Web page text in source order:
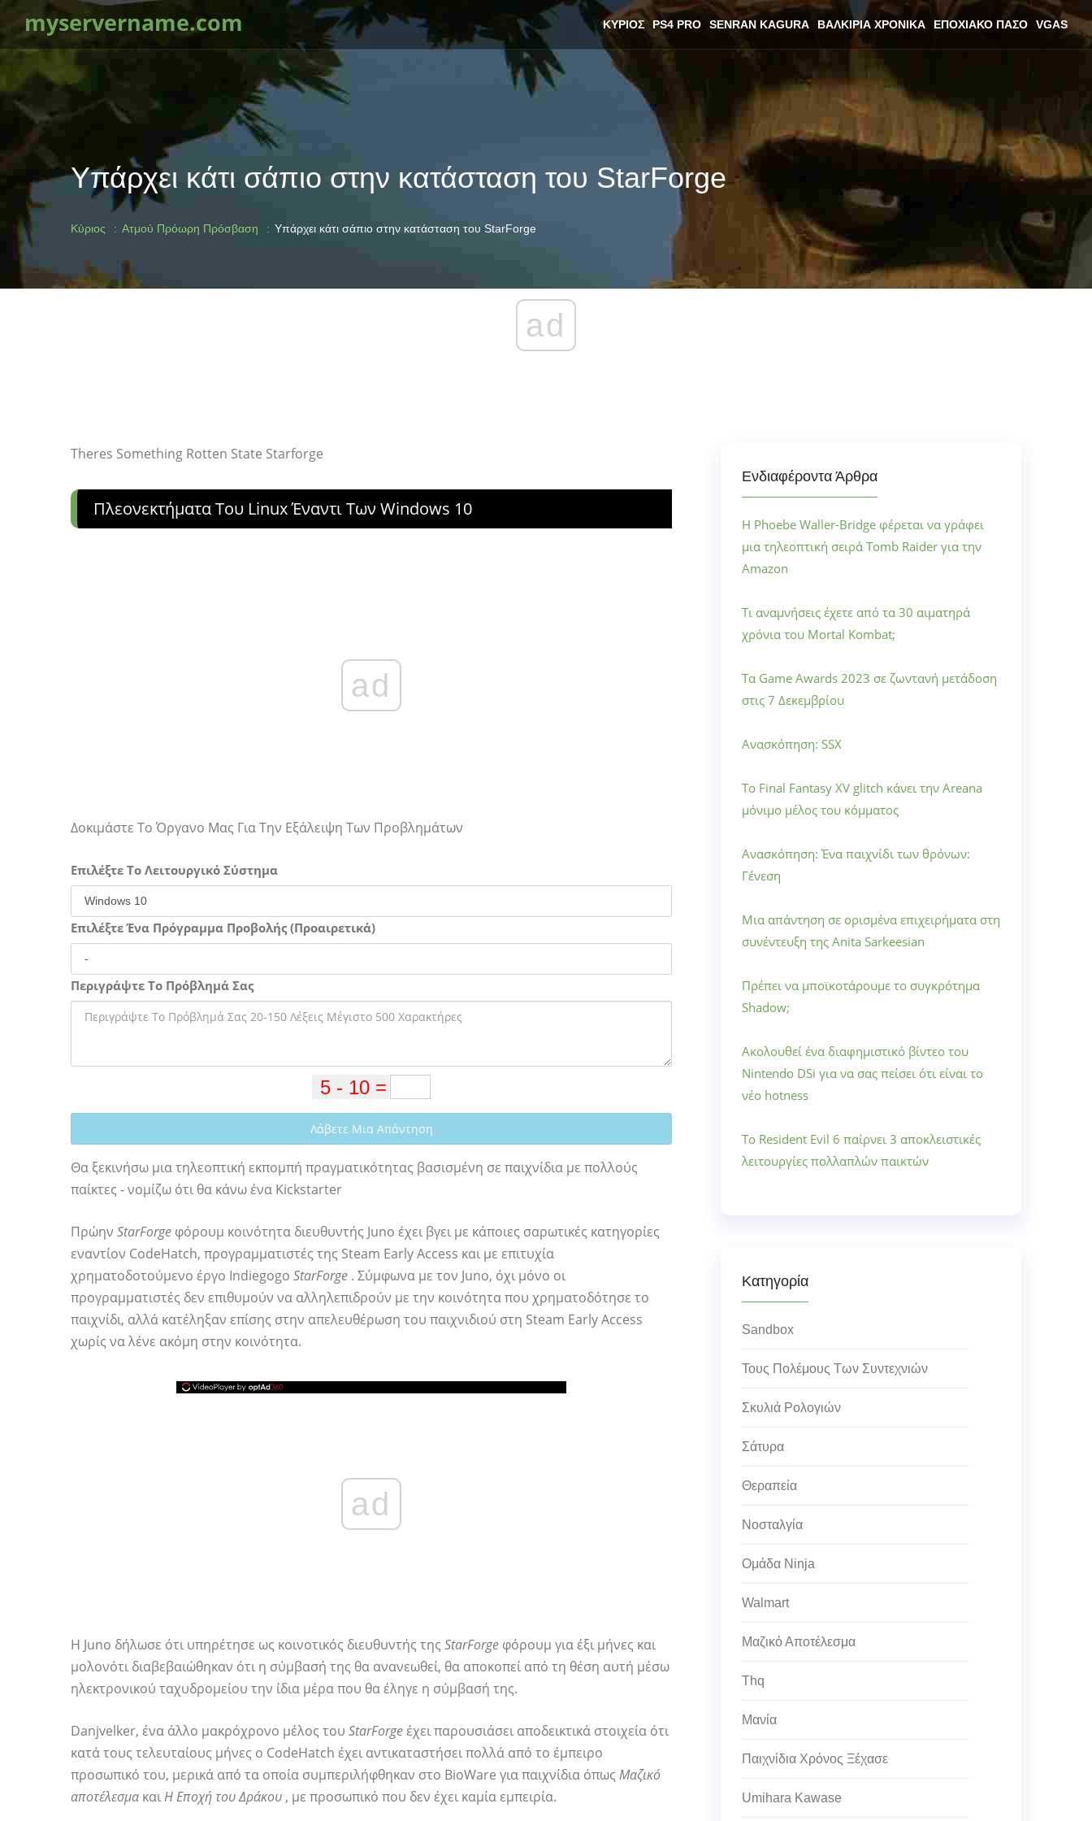
myservername.com ΚΎΡΙΟΣ PS4 PRO SENRAN KAGURA ΒΑΛΚΊΡΙΑ ΧΡΟΝΙΚΆ ΕΠΟΧΙΑΚΌ ΠΆΣΟ VGAS
Υπάρχει κάτι σάπιο στην κατάσταση του StarForge
Κύριος Ατμού Πρόωρη Πρόσβαση Υπάρχει κάτι σάπιο στην κατάσταση του StarForge
ad
Theres Something Rotten State Starforge
Πλεονεκτήματα Του Linux Έναντι Των Windows 10
ad
Δοκιμάστε Το Όργανο Μας Για Την Εξάλειψη Των Προβλημάτων
Επιλέξτε Το Λειτουργικό Σύστημα
Επιλέξτε Ένα Πρόγραμμα Προβολής (Προαιρετικά)
Περιγράψτε Το Πρόβλημά Σας
Λάβετε Μια Απάντηση
Θα ξεκινήσω μια τηλεοπτική εκπομπή πραγματικότητας βασισμένη σε παιχνίδια με πολλούς
παίκτες - νομίζω ότι θα κάνω ένα Kickstarter
Πρώην StarForge φόρουμ κοινότητα διευθυντής Juno έχει βγει με κάποιες σαρωτικές κατηγορίες
εναντίον CodeHatch, προγραμματιστές της Steam Early Access και με επιτυχία
χρηματοδοτούμενο έργο Indiegogo StarForge . Σύμφωνα με τον Juno, όχι μόνο οι
προγραμματιστές δεν επιθυμούν να αλληλεπιδρούν με την κοινότητα που χρηματοδότησε το
παιχνίδι, αλλά κατέληξαν επίσης στην απελευθέρωση του παιχνιδιού στη Steam Early Access
χωρίς να λένε ακόμη στην κοινότητα.
ad
Η Juno δήλωσε ότι υπηρέτησε ως κοινοτικός διευθυντής της StarForge φόρουμ για έξι μήνες και
μολονότι διαβεβαιώθηκαν ότι η σύμβασή της θα ανανεωθεί, θα αποκοπεί από τη θέση αυτή μέσω
ηλεκτρονικού ταχυδρομείου την ίδια μέρα που θα έληγε η σύμβασή της.
Danjvelker, ένα άλλο μακρόχρονο μέλος του StarForgeέχει παρουσιάσει αποδεικτικά στοιχεία ότι
κατά τους τελευταίους μήνες ο CodeHatch έχει αντικαταστήσει πολλά από το έμπειρο
προσωπικό του, μερικά από τα οποία συμπεριλήφθηκαν στο BioWare για παιχνίδια όπως Μαζικό
αποτέλεσμα καιΗ Εποχή του Δράκου , με προσωπικό που δεν έχει καμία εμπειρία.
Ενδιαφέροντα Άρθρα
Η Phoebe Waller-Bridge φέρεται να γράφει
μια τηλεοπτική σειρά Tomb Raider για την
Amazon
Τι αναμνήσεις έχετε από τα 30 αιματηρά
χρόνια του Mortal Kombat;
Τα Game Awards 2023 σε ζωντανή μετάδοση
στις 7 Δεκεμβρίου
Ανασκόπηση: SSX
Το Final Fantasy XV glitch κάνει την Areana
μόνιμο μέλος του κόμματος
Ανασκόπηση: Ένα παιχνίδι των θρόνων:
Γένεση
Μια απάντηση σε ορισμένα επιχειρήματα στη
συνέντευξη της Anita Sarkeesian
Πρέπει να μποϊκοτάρουμε το συγκρότημα
Shadow;
Ακολουθεί ένα διαφημιστικό βίντεο του
Nintendo DSi για να σας πείσει ότι είναι το
νέο hotness
Το Resident Evil 6 παίρνει 3 αποκλειστικές
λειτουργίες πολλαπλών παικτών
Κατηγορία
Sandbox
Τους Πολέμους Των Συντεχνιών
Σκυλιά Ρολογιών
Σάτυρα
Θεραπεία
Νοσταλγία
Ομάδα Ninja
Walmart
Μαζικό Αποτέλεσμα
Thq
Μανία
Παιχνίδια Χρόνος Ξέχασε
Umihara Kawase